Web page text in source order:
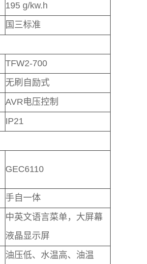
195 g/kw.h
国三标准
TFW2-700
无刷自励式
AVR电压控制
IP21
GEC6110
手自一体
中英文语言菜单，大屏幕
液晶显示屏
油压低、水温高、油温